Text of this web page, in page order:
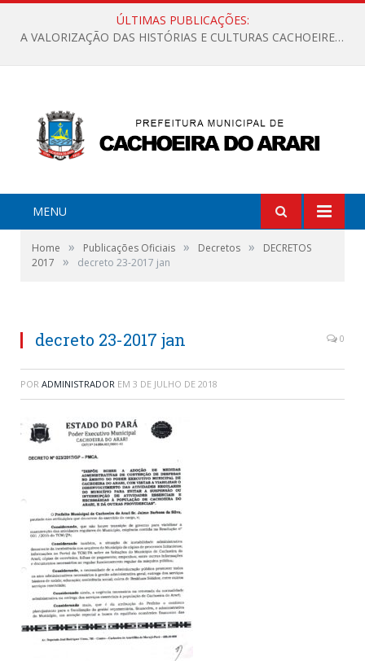
ÚLTIMAS PUBLICAÇÕES:
A VALORIZAÇÃO DAS HISTÓRIAS E CULTURAS CACHOEIRENSES
MENU
Home » Publicações Oficiais » Decretos »
DECRETOS
2017
» decreto 23-2017 jan
decreto 23-2017 jan 0
POR ADMINISTRADOR EM 3 DE JULHO DE 2018